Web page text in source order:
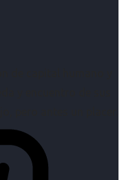
de capital humano y
y encuentro de sus
pero antes un placer.